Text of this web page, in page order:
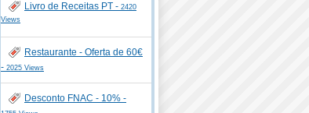
Livro de Receitas PT - 2420
Views
Restaurante - Oferta de 60€
- 2025 Views
Desconto FNAC - 10% -